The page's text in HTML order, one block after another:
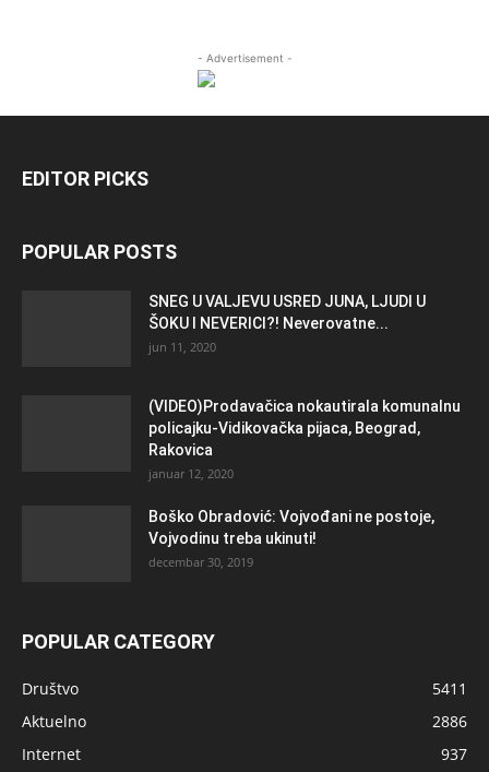
- Advertisement -
EDITOR PICKS
POPULAR POSTS
SNEG U VALJEVU USRED JUNA, LJUDI U
ŠOKU I NEVERICI?! Neverovatne...
jun 11, 2020
(VIDEO)Prodavačica nokautirala komunalnu
policajku-Vidikovačka pijaca, Beograd,
Rakovica
januar 12, 2020
Boško Obradović: Vojvođani ne postoje,
Vojvodinu treba ukinuti!
decembar 30, 2019
POPULAR CATEGORY
Društvo
5411
Aktuelno
2886
Internet
937